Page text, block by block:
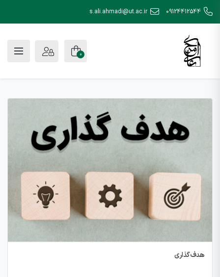
09124412544
s.ali.ahmadi@ut.ac.ir
0
هدف‌گذاری